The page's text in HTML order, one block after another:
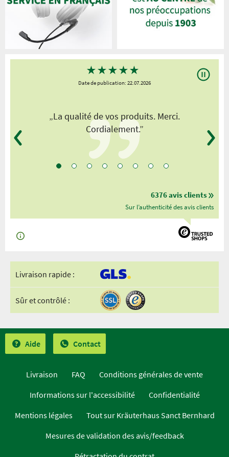
★★★★★
Date de publication: 22.07.2026
„La qualité de vos produits. Merci.
Cordialement.”
6376 avis clients
Sur l’authenticité des avis clients
Livraison rapide :
Sûr et contrôlé :
Aide Contact
Livraison FAQ
Conditions générales de vente
Informations sur l'accessibilité
Confidentialité
Mentions légales
Tout sur Kräuterhaus Sanct Bernhard
Mesures de validation des avis/feedback